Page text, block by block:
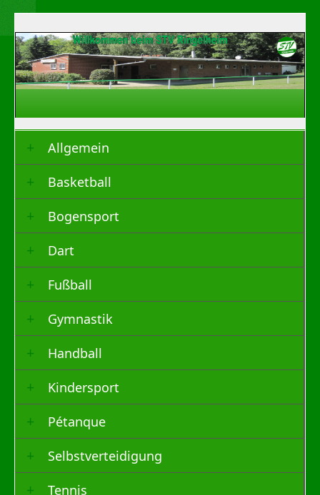
Allgemein
Basketball
Bogensport
Dart
Fußball
Gymnastik
Handball
Kindersport
Pétanque
Selbstverteidigung
Tennis